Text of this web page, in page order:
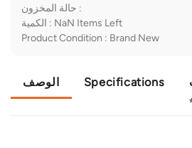
حالة المخزون :
الكمية : NaN Items Left
Product Condition : Brand New
الوصف Specifications